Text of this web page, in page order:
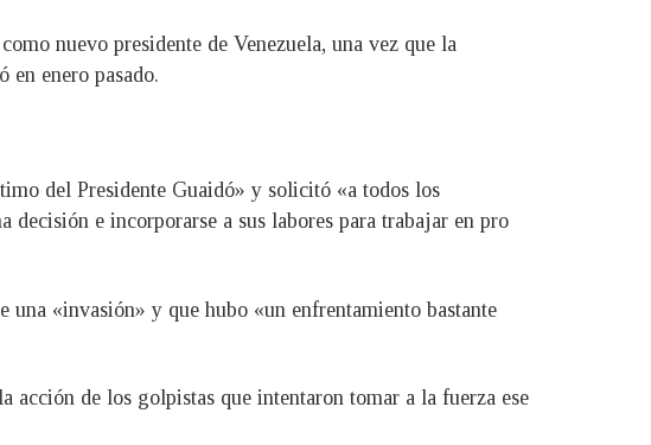
nuevo presidente de Venezuela, una vez que la
en enero pasado.
del Presidente Guaidó» y solicitó «a todos los
decisión e incorporarse a sus labores para trabajar en pro
«invasión» y que hubo «un enfrentamiento bastante
de los golpistas que intentaron tomar a la fuerza ese